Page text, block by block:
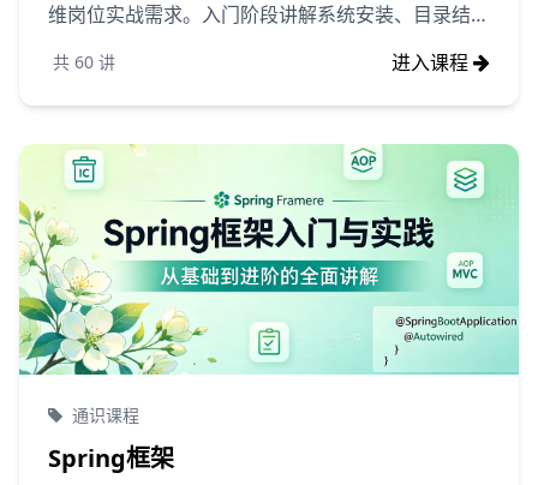
维岗位实战需求。入门阶段讲解系统安装、目录结
理，快速建立终端操作思维；进阶模块覆盖进程监
控、软件包管理、网络配置、防火墙、日志排查、
弃枯燥理论，以企业真实场景驱动练习，讲解服务部
署、定时任务、系统故障排查、简单内核调优等核心
能力。学完可独立运维 Linux 服务器，具备项目部
署、问题定位、批量自动化处理能力，适配后端开
发、运维、测试等岗位学习需求。
共 60 讲 进入课程
通识课程
Spring框架